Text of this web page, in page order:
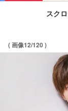
スク
( 画像12/120 )